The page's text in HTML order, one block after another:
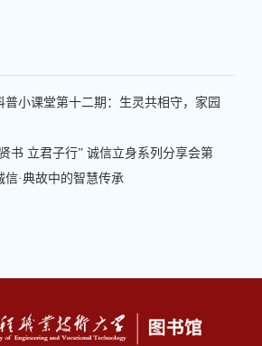
普小课堂第十二期：生灵共相守，家园
书 立君子行” 诚信立身系列分享会第
·典故中的智慧传承